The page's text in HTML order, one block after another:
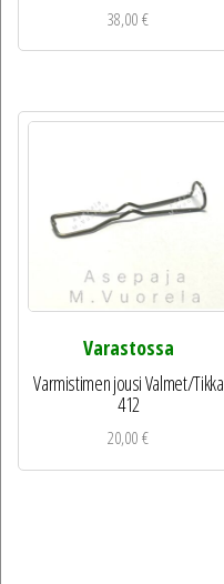
38,00€
Varastossa
Varmistimen jousi Valmet/Tikka
412
20,00€